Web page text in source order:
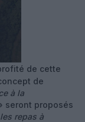
de cette
de
à la
seront proposés
repas à